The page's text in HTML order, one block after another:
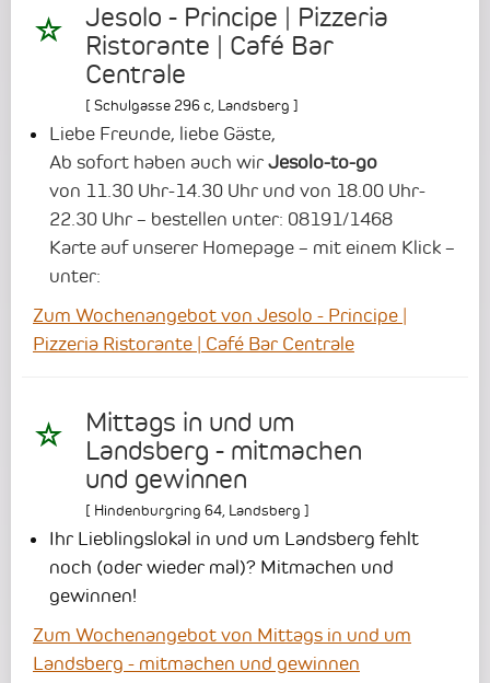
Jesolo - Principe | Pizzeria
Ristorante | Café Bar
Centrale
[ Schulgasse 296 c Landsberg ]
Liebe Freunde, liebe Gäste,
Ab sofort haben auch wir Jesolo-to-go
von 11.30 Uhr-14.30 Uhr und von 18.00 Uhr-
22.30 Uhr – bestellen unter: 08191/1468
Karte auf unserer Homepage – mit einem Klick –
unter:
Zum Wochenangebot von Jesolo - Principe |
Pizzeria Ristorante | Café Bar Centrale
Mittags in und um
Landsberg - mitmachen
und gewinnen
[ Hindenburgring 64 Landsberg ]
Ihr Lieblingslokal in und um Landsberg fehlt
noch (oder wieder mal)? Mitmachen und
gewinnen!
Zum Wochenangebot von Mittags in und um
Landsberg - mitmachen und gewinnen